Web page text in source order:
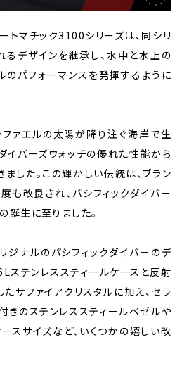
トマチック3100シリーズは、同シリ
るデザインを継承し、水中と水上の
のパフォーマンスを発揮するように
ファエルの太陽が降り注ぐ海岸で生
イバーズウォッチの優れた性能から
した。この輝かしい伝統は、ブラン
も改良され、パシフィックダイバー
誕生に至りました。
ジナルのパシフィックダイバーのデ
ステンレススティールケースと反射
サファイアクリスタルに加え、セラ
きのステンレススティールベゼルや
サイズなど、いくつかの嬉しい改